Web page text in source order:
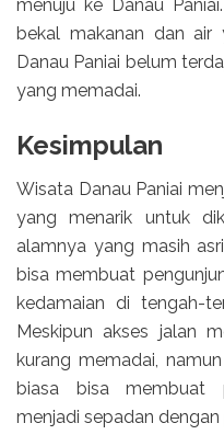
menuju ke Danau
bekal makanan dan air
Danau Paniai belum
yang memadai.
Kesimpulan
Wisata Danau Paniai
yang menarik untuk
alamnya yang masih
bisa membuat
kedamaian di tengah-
Meskipun akses jalan
kurang memadai,
biasa bisa membuat
menjadi sepadan